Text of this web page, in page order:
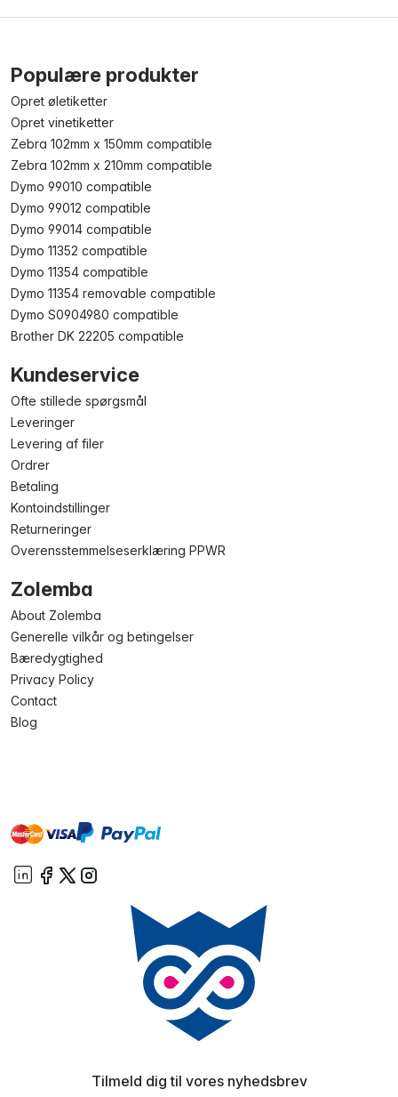
Populære produkter
Opret øletiketter
Opret vinetiketter
Zebra 102mm x 150mm compatible
Zebra 102mm x 210mm compatible
Dymo 99010 compatible
Dymo 99012 compatible
Dymo 99014 compatible
Dymo 11352 compatible
Dymo 11354 compatible
Dymo 11354 removable compatible
Dymo S0904980 compatible
Brother DK 22205 compatible
Kundeservice
Ofte stillede spørgsmål
Leveringer
Levering af filer
Ordrer
Betaling
Kontoindstillinger
Returneringer
Overensstemmelseserklæring PPWR
Zolemba
About Zolemba
Generelle vilkår og betingelser
Bæredygtighed
Privacy Policy
Contact
Blog
mastervisa paypal
Tilmeld dig til vores nyhedsbrev